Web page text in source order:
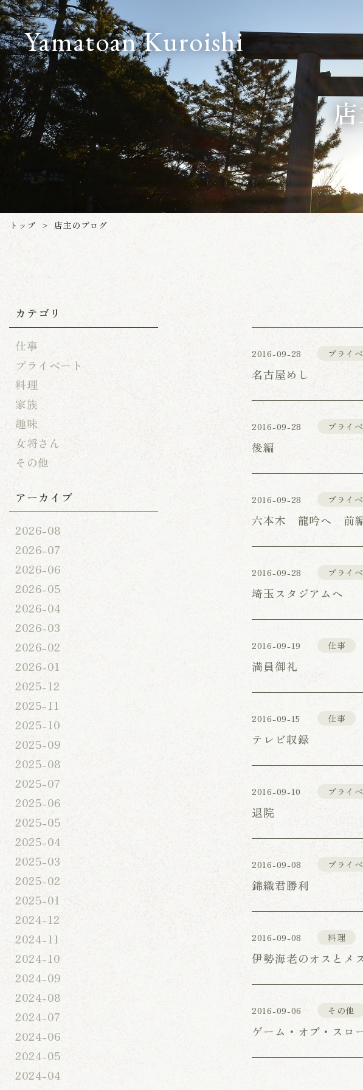
Yamatoan Kuroishi
トップ > 店主のブログ
2016-09-28 プライ
名古屋めし
2016-09-28 プライ
後編
2016-09-28 プライ
六本木 龍吟へ 前
2016-09-28 プライ
埼玉スタジアムへ
2016-09-19 仕事
満員御礼
2016-09-15 仕事
テレビ収録
2016-09-10 プライ
退院
2016-09-08 プライ
錦織君勝利
2016-09-08 料理
伊勢海老のオスとメ
2016-09-06 その他
ゲーム・オブ・スロ
カテゴリ
仕事
プライベート
料理
家族
趣味
女将さん
その他
アーカイブ
2026-08
2026-07
2026-06
2026-05
2026-04
2026-03
2026-02
2026-01
2025-12
2025-11
2025-10
2025-09
2025-08
2025-07
2025-06
2025-05
2025-04
2025-03
2025-02
2025-01
2024-12
2024-11
2024-10
2024-09
2024-08
2024-07
2024-06
2024-05
2024-04